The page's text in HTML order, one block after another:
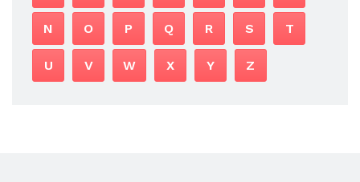
N O P Q R S T
U V W X Y Z